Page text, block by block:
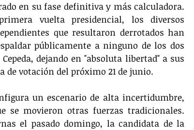
en su fase definitiva y más calculadora.
vuelta presidencial, los diversos
que resultaron derrotados han
públicamente a ninguno de los dos
dejando en "absoluta libertad" a sus
de votación del próximo 21 de junio.
un escenario de alta incertidumbre,
se movieron otras fuerzas tradicionales.
el pasado domingo, la candidata de la